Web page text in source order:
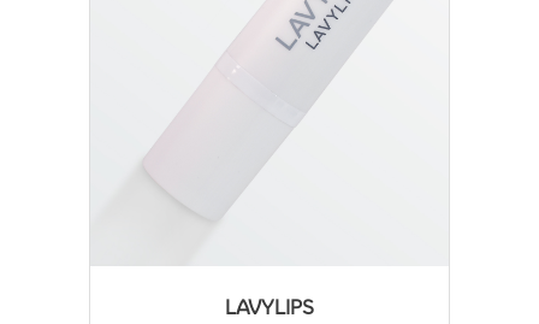
LAVYLIPS